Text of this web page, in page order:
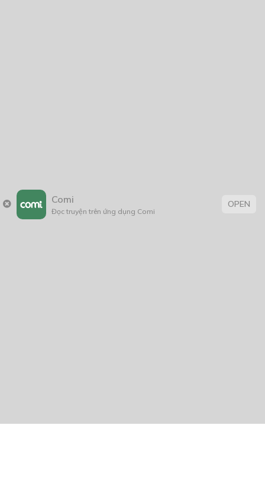
Comi
Đọc truyện trên ứng dụng Comi
OPEN